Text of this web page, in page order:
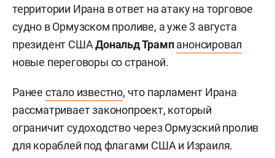
территории Ирана в ответ на атаку на торговое
судно в Ормузском проливе, а уже 3 августа
президент СШАДональд Трамп анонсировал
новые переговоры со страной.
Ранее стало известно, что парламент Ирана
рассматривает законопроект, который
ограничит судоходство через Ормузский пролив
для кораблей под флагами США и Израиля.